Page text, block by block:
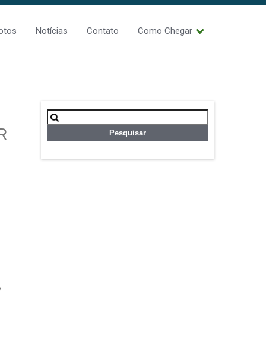
Notícias Contato Como Chegar
Pesquisar
por: